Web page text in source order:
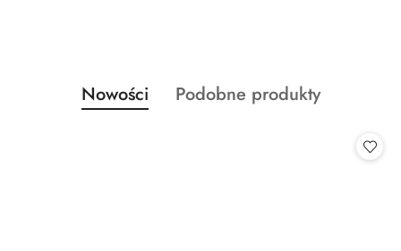
Pomiń karuzelę produktów
Produkty
o
Nowości
Produkty
Podobne produkty